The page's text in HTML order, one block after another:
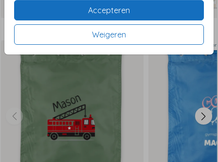
Accepteren
Weigeren
Dit vind je misschien ook leuk
Op